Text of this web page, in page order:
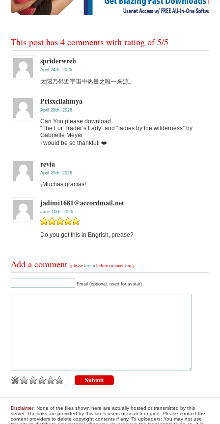
This post has 4 comments with rating of5/5
spriderwreb
April 24th, 2026
太阳乃邻近宇宙中热量之唯一来源。
Prisxcilahmya
April 25th, 2026
Can You please download
“The Fur Trader’s Lady” and “ladies by the wilderness” by
Gabrielle Meyer
I would be so thankfull ❤️
revia
April 25th, 2026
¡Muchas gracias!
jadimi1681@accordmail.net
June 10th, 2026
Do you got this in Engrish, prease?
Add a comment(pleaselog in before commenting)
Email (optional, used for avatar)
Disclaimer: None of the files shown here are actually hosted or transmitted by this
server. The links are provided by this site's users or search engine. Please contact the
content providers to delete copyright contents if any. To uploaders: You may not use